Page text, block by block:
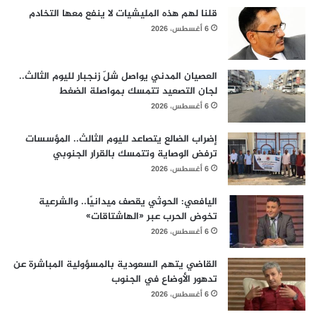
قلنا لهم هذه المليشيات لا ينفع معها التخادم
6 أغسطس، 2026
العصيان المدني يواصل شلّ زنجبار لليوم الثالث..
لجان التصعيد تتمسك بمواصلة الضغط
6 أغسطس، 2026
إضراب الضالع يتصاعد لليوم الثالث.. المؤسسات
ترفض الوصاية وتتمسك بالقرار الجنوبي
6 أغسطس، 2026
اليافعي: الحوثي يقصف ميدانيًا.. والشرعية
تخوض الحرب عبر «الهاشتاقات»
6 أغسطس، 2026
القاضي يتهم السعودية بالمسؤولية المباشرة عن
تدهور الأوضاع في الجنوب
6 أغسطس، 2026